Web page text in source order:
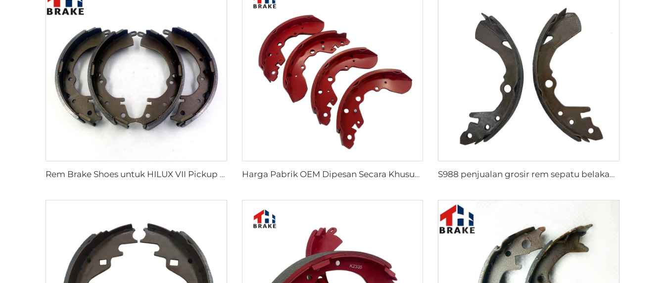
Rem Brake Shoes untuk HILUX VII Pickup OEM 04495-0K010 04495-28090 Harga Pabrik OEM Dipesan Secara Khusus Semi Truk Mobil Rem Drum Sepatu untuk coaster SUZUKI S988 penjualan grosir rem sepatu belakang sumbu pelapisan rem sepatu yang dapat disesuaikan